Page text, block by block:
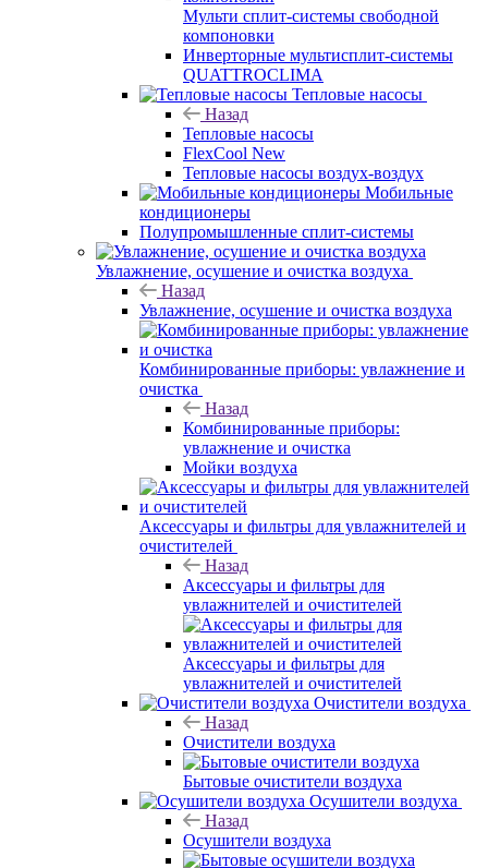
Мульти сплит-системы свободной
компоновки
Инверторные мультисплит-системы
QUATTROCLIMA
Тепловые насосы
Назад
Тепловые насосы
FlexCool New
Тепловые насосы воздух-воздух
Мобильные
кондиционеры
Полупромышленные сплит-системы
Увлажнение, осушение и очистка воздуха
Назад
Увлажнение, осушение и очистка воздуха
Комбинированные приборы: увлажнение и
очистка
Назад
Комбинированные приборы:
увлажнение и очистка
Мойки воздуха
Аксессуары и фильтры для увлажнителей и
очистителей
Назад
Аксессуары и фильтры для
увлажнителей и очистителей
Аксессуары и фильтры для
увлажнителей и очистителей
Очистители воздуха
Назад
Очистители воздуха
Бытовые очистители воздуха
Осушители воздуха
Назад
Осушители воздуха